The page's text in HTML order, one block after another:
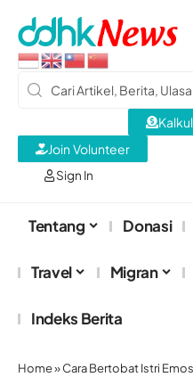
Sign In
Join Volunteer
Tentang Donasi
Travel Migran
Indeks Berita
Home»Cara Bertobat Istri